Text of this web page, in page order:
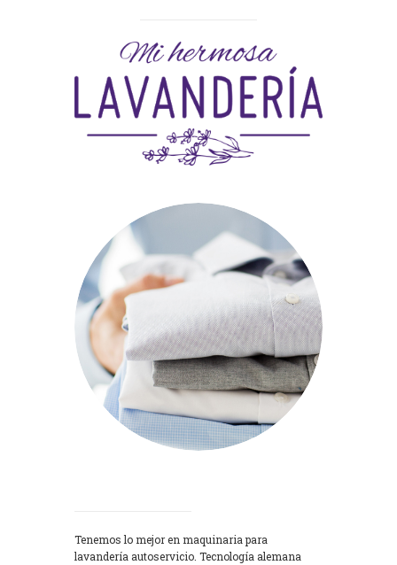
Tenemos lo mejor en maquinaria para
lavandería autoservicio. Tecnología alemana